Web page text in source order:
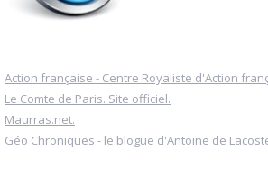
Action française - Centre Royaliste d'Action
Le Comte de Paris. Site officiel.
Maurras.net.
Géo Chroniques - le blogue d'Antoine de